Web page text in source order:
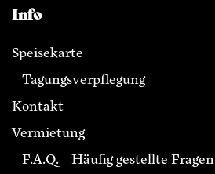
Info
Speisekarte
Tagungsverpflegung
Kontakt
Vermietung
F.A.Q. – Häufig gestellte Fragen